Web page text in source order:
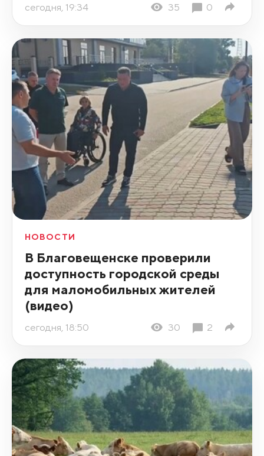
сегодня, 19:34 35 0
НОВОСТИ
В Благовещенске проверили
доступность городской среды
для маломобильных жителей
(видео)
сегодня, 18:50 30 2